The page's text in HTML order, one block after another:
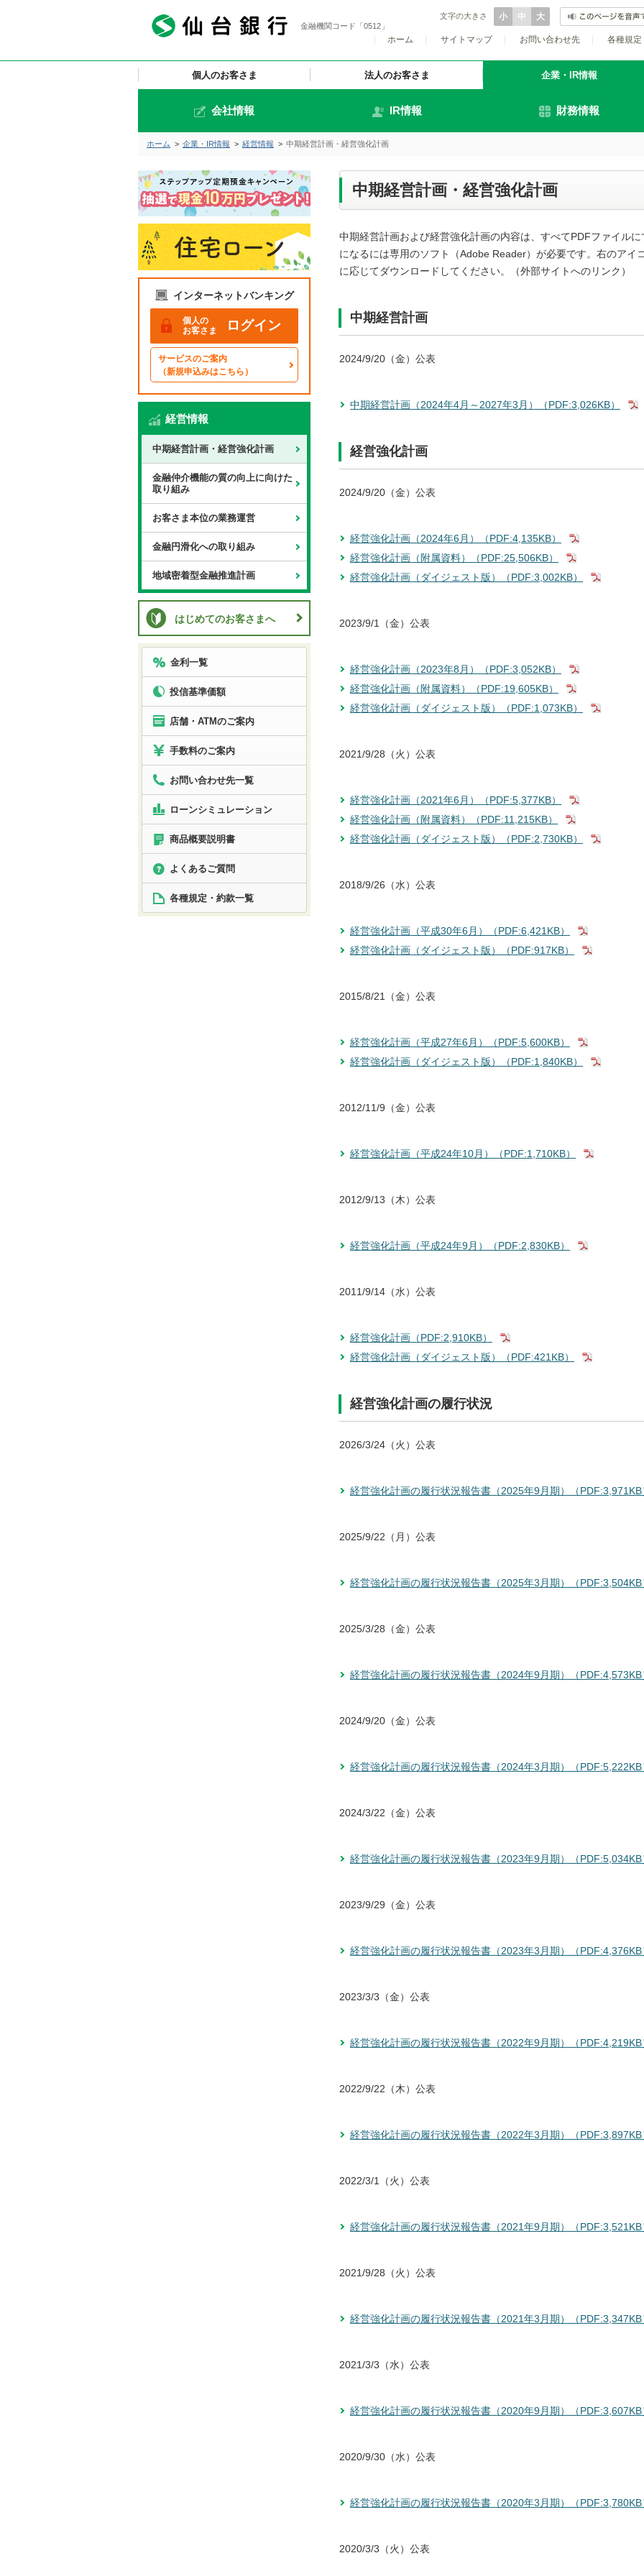
金融機関コード「0512」
文字の大きさ 小 中 大
ホーム サイトマップ お問い合わせ先 各種規定
個人のお客さま 法人のお客さま 企業・IR情報
会社情報 IR情報 財務情報
ホーム > 企業・IR情報 > 経営情報 > 中期経営計画・経営強化計画
中期経営計画・経営強化計画
中期経営計画および経営強化計画の内容は、すべてPDFファイル
になるには専用のソフト（Adobe Reader）が必要です。右のアイ
に応じてダウンロードしてください。（外部サイトへのリンク）
中期経営計画
2024/9/20（金）公表
中期経営計画（2024年4月～2027年3月）（PDF:3,026KB）
経営強化計画
2024/9/20（金）公表
経営強化計画（2024年6月）（PDF:4,135KB）
経営強化計画（附属資料）（PDF:25,506KB）
経営強化計画（ダイジェスト版）（PDF:3,002KB）
2023/9/1（金）公表
経営強化計画（2023年8月）（PDF:3,052KB）
経営強化計画（附属資料）（PDF:19,605KB）
経営強化計画（ダイジェスト版）（PDF:1,073KB）
2021/9/28（火）公表
経営強化計画（2021年6月）（PDF:5,377KB）
経営強化計画（附属資料）（PDF:11,215KB）
経営強化計画（ダイジェスト版）（PDF:2,730KB）
2018/9/26（水）公表
経営強化計画（平成30年6月）（PDF:6,421KB）
経営強化計画（ダイジェスト版）（PDF:917KB）
2015/8/21（金）公表
経営強化計画（平成27年6月）（PDF:5,600KB）
経営強化計画（ダイジェスト版）（PDF:1,840KB）
2012/11/9（金）公表
経営強化計画（平成24年10月）（PDF:1,710KB）
2012/9/13（木）公表
経営強化計画（平成24年9月）（PDF:2,830KB）
2011/9/14（水）公表
経営強化計画（PDF:2,910KB）
経営強化計画（ダイジェスト版）（PDF:421KB）
経営強化計画の履行状況
2026/3/24（火）公表
経営強化計画の履行状況報告書（2025年9月期）（PDF:3,971KB
2025/9/22（月）公表
経営強化計画の履行状況報告書（2025年3月期）（PDF:3,504KB
2025/3/28（金）公表
経営強化計画の履行状況報告書（2024年9月期）（PDF:4,573KB
2024/9/20（金）公表
経営強化計画の履行状況報告書（2024年3月期）（PDF:5,222KB
2024/3/22（金）公表
経営強化計画の履行状況報告書（2023年9月期）（PDF:5,034KB
2023/9/29（金）公表
経営強化計画の履行状況報告書（2023年3月期）（PDF:4,376KB
2023/3/3（金）公表
経営強化計画の履行状況報告書（2022年9月期）（PDF:4,219KB
2022/9/22（木）公表
経営強化計画の履行状況報告書（2022年3月期）（PDF:3,897KB
2022/3/1（火）公表
経営強化計画の履行状況報告書（2021年9月期）（PDF:3,521KB
2021/9/28（火）公表
経営強化計画の履行状況報告書（2021年3月期）（PDF:3,347KB
2021/3/3（水）公表
経営強化計画の履行状況報告書（2020年9月期）（PDF:3,607KB
2020/9/30（水）公表
経営強化計画の履行状況報告書（2020年3月期）（PDF:3,780KB
2020/3/3（火）公表
インターネットバンキング
個人の
お客さま
ログイン
サービスのご案内
（新規申込みはこちら）
経営情報
中期経営計画・経営強化計画
金融仲介機能の質の向上に向けた
取り組み
お客さま本位の業務運営
金融円滑化への取り組み
地域密着型金融推進計画
はじめてのお客さまへ
金利一覧
投信基準価額
店舗・ATMのご案内
手数料のご案内
お問い合わせ先一覧
ローンシミュレーション
商品概要説明書
よくあるご質問
各種規定・約款一覧